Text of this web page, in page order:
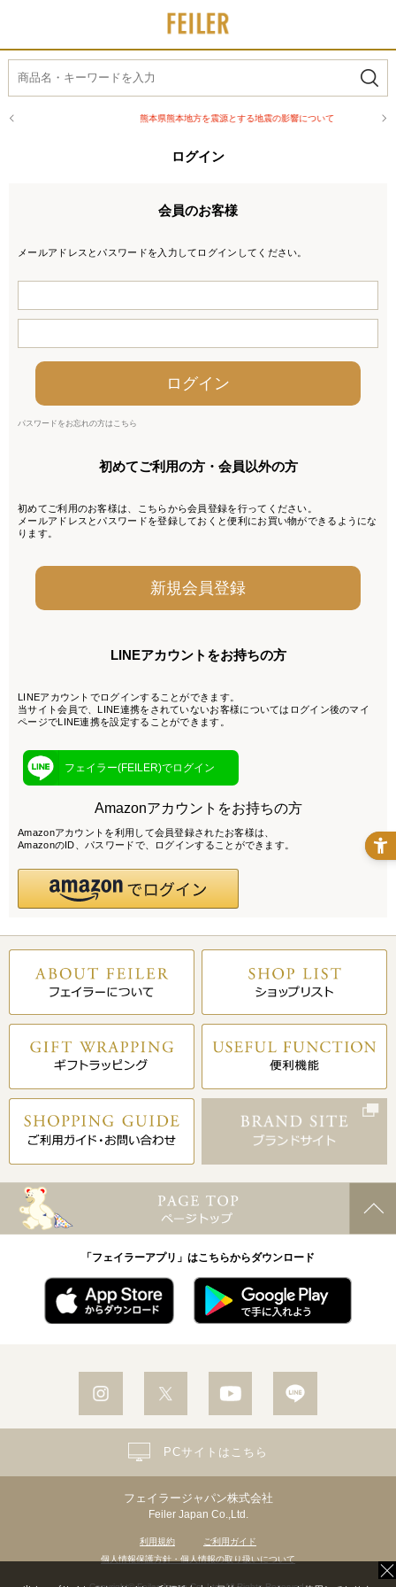
熊本県熊本地方を震源とする地震の影響について
ログイン
会員のお客様
メールアドレスとパスワードを入力してログインしてください。
パスワードをお忘れの方はこちら
初めてご利用の方・会員以外の方
初めてご利用のお客様は、こちらから会員登録を行ってください。
メールアドレスとパスワードを登録しておくと便利にお買い物ができるようにな
ります。
LINEアカウントをお持ちの方
LINEアカウントでログインすることができます。
当サイト会員で、LINE連携をされていないお客様についてはログイン後のマイ
ページでLINE連携を設定することができます。
フェイラー(FEILER)でログイン
Amazonアカウントをお持ちの方
Amazonアカウントを利用して会員登録されたお客様は、
AmazonのID、パスワードで、ログインすることができます。
「フェイラーアプリ」はこちらからダウンロード
フェイラージャパン株式会社
Feiler Japan Co.,Ltd.
利用規約
ご利用ガイド
個人情報保護方針・個人情報の取り扱いについて
PCサイトはこちら